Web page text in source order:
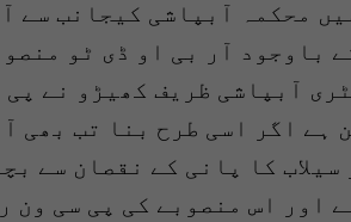
باوجود آر بی او ڈی ٹو
آبپاشی ظریف کھیڑو نے
ہے اگر اسی طرح بنا تب بھی
سیلاب کا پانی کے نقصان سے